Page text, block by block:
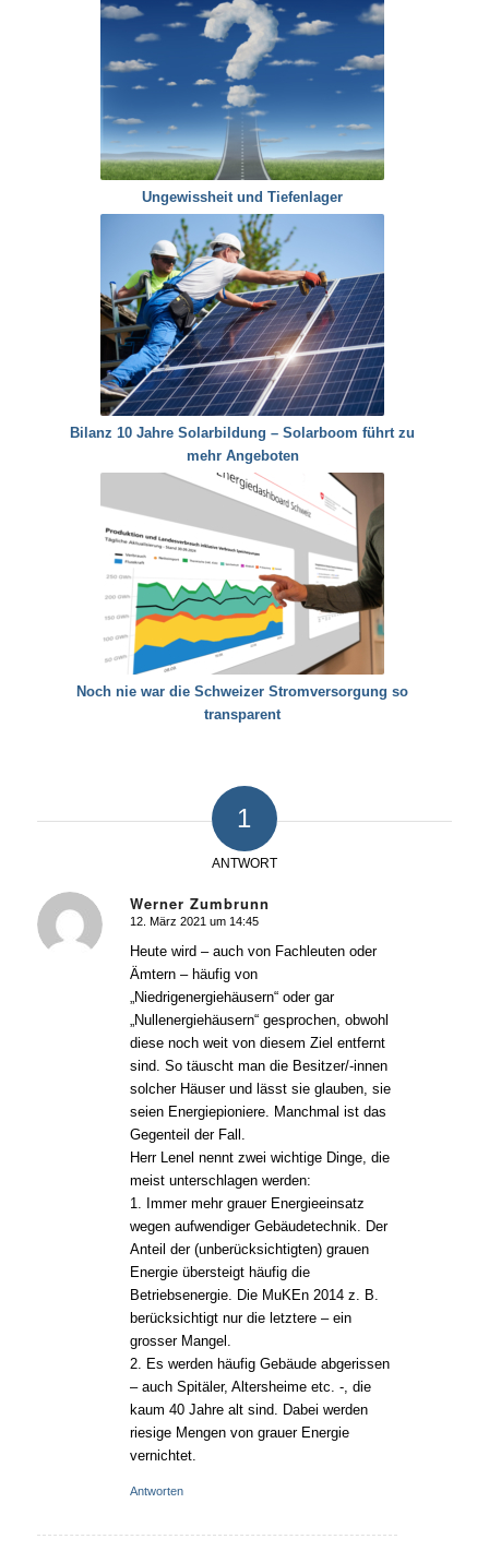
Ungewissheit und Tiefenlager
Bilanz 10 Jahre Solarbildung – Solarboom führt zu
mehr Angeboten
Noch nie war die Schweizer Stromversorgung so
transparent
1
ANTWORT
Werner Zumbrunn
sagte:
12. März 2021 um 14:45
Heute wird – auch von Fachleuten oder
Ämtern – häufig von
„Niedrigenergiehäusern“ oder gar
„Nullenergiehäusern“ gesprochen, obwohl
diese noch weit von diesem Ziel entfernt
sind. So täuscht man die Besitzer/-innen
solcher Häuser und lässt sie glauben, sie
seien Energiepioniere. Manchmal ist das
Gegenteil der Fall.
Herr Lenel nennt zwei wichtige Dinge, die
meist unterschlagen werden:
1. Immer mehr grauer Energieeinsatz
wegen aufwendiger Gebäudetechnik. Der
Anteil der (unberücksichtigten) grauen
Energie übersteigt häufig die
Betriebsenergie. Die MuKEn 2014 z. B.
berücksichtigt nur die letztere – ein
grosser Mangel.
2. Es werden häufig Gebäude abgerissen
– auch Spitäler, Altersheime etc. -, die
kaum 40 Jahre alt sind. Dabei werden
riesige Mengen von grauer Energie
vernichtet.
Antworten